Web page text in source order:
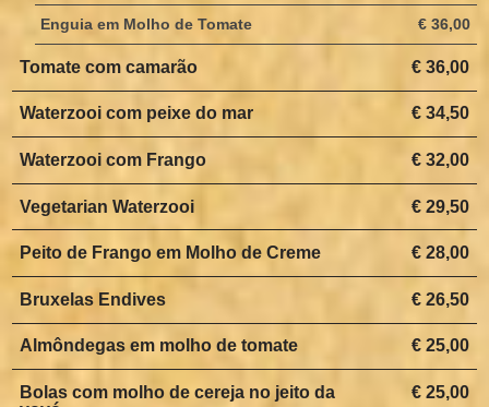
€ 36,00
Enguia em Molho de Tomate
€ 36,00
Tomate com camarão
€ 34,50
Waterzooi com peixe do mar
€ 32,00
Waterzooi com Frango
€ 29,50
Vegetarian Waterzooi
€ 28,00
Peito de Frango em Molho de Creme
€ 26,50
Bruxelas Endives
€ 25,00
Almôndegas em molho de tomate
€ 25,00
Bolas com molho de cereja no jeito da